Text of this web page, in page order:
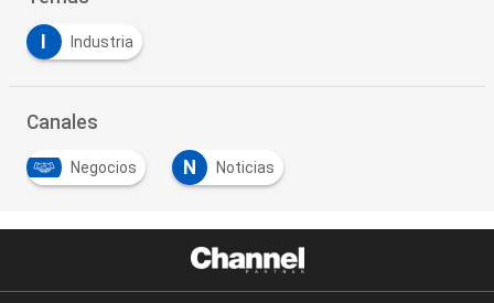
Industria
Canales
Negocios N Noticias